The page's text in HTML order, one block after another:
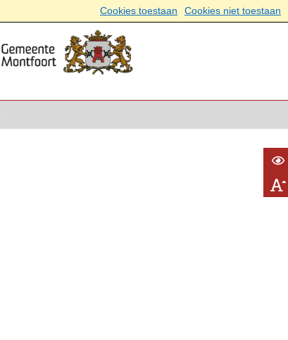
Cookies toestaan Cookies niet toestaan